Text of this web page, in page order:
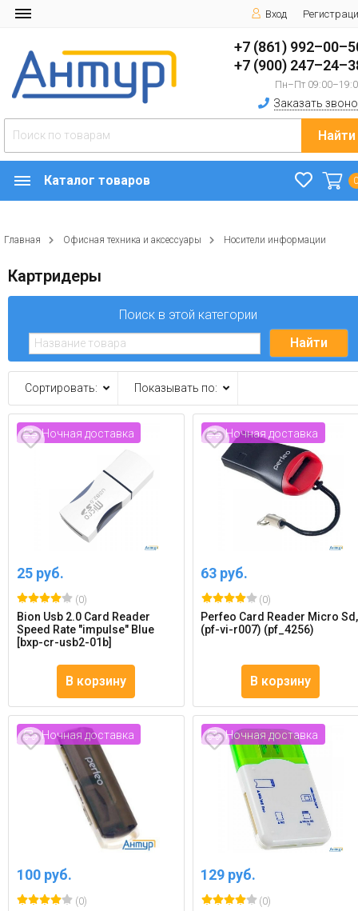
Вход
+7 (861)
+7 (900)
Пн–Пт
Заказать
Найти
Каталог товаров
Главная Офисная техника и аксессуары Носители информации
Картридеры
Поиск в этой категории
Сортировать: Показывать по:
Ночная доставка
25 руб.
(0)
Bion Usb 2.0 Card Reader
Speed Rate "impulse" Blue
[bxp-cr-usb2-01b]
В корзину
Ночная доставка
63 руб.
(0)
Perfeo Card Reader Micro Sd,
(pf-vi-r007) (pf_4256)
В корзину
Ночная доставка
100 руб.
(0)
Ночная доставка
129 руб.
(0)